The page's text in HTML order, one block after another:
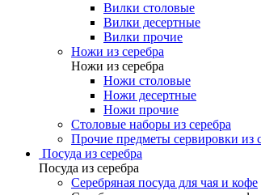
Вилки столовые
Вилки десертные
Вилки прочие
Ножи из серебра
Ножи из серебра
Ножи столовые
Ножи десертные
Ножи прочие
Столовые наборы из серебра
Прочие предметы сервировки из
Посуда из серебра
Посуда из серебра
Серебряная посуда для чая и кофе